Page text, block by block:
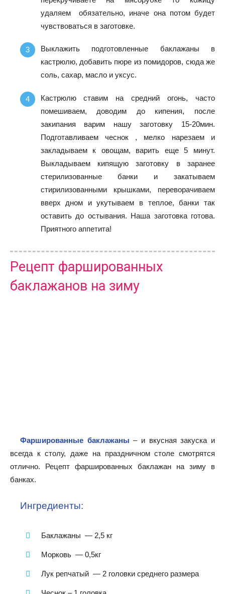
удаляем обязательно, иначе она потом будет
чувствоваться в заготовке.
Выклажить подготовленные баклажаны в
кастрюлю, добавить пюре из помидоров, сюда же
соль, сахар, масло и уксус.
Кастрюлю ставим на средний огонь, часто
помешиваем, доводим до кипения, после
закипания варим нашу заготовку 15-20мин.
Подготавливаем чеснок , мелко нарезаем и
закладываем к овощам, варить еще 5 минут.
Выкладываем кипящую заготовку в заранее
стерилизованные банки и закатываем
стирилизованными крышками, переворачиваем
вверх дном и укутываем в теплое, банки так
оставить до остывания. Наша заготовка готова.
Приятного аппетита!
Рецепт фаршированных
баклажанов на зиму
Фаршированные баклажаны – и вкусная закуска и
всегда к столу, даже на праздничном столе смотрятся
отлично. Рецепт фаршированных баклажан на зиму в
банках.
Ингредиенты:
Баклажаны — 2,5 кг
Морковь — 0,5кг
Лук репчатый — 2 головки среднего размера